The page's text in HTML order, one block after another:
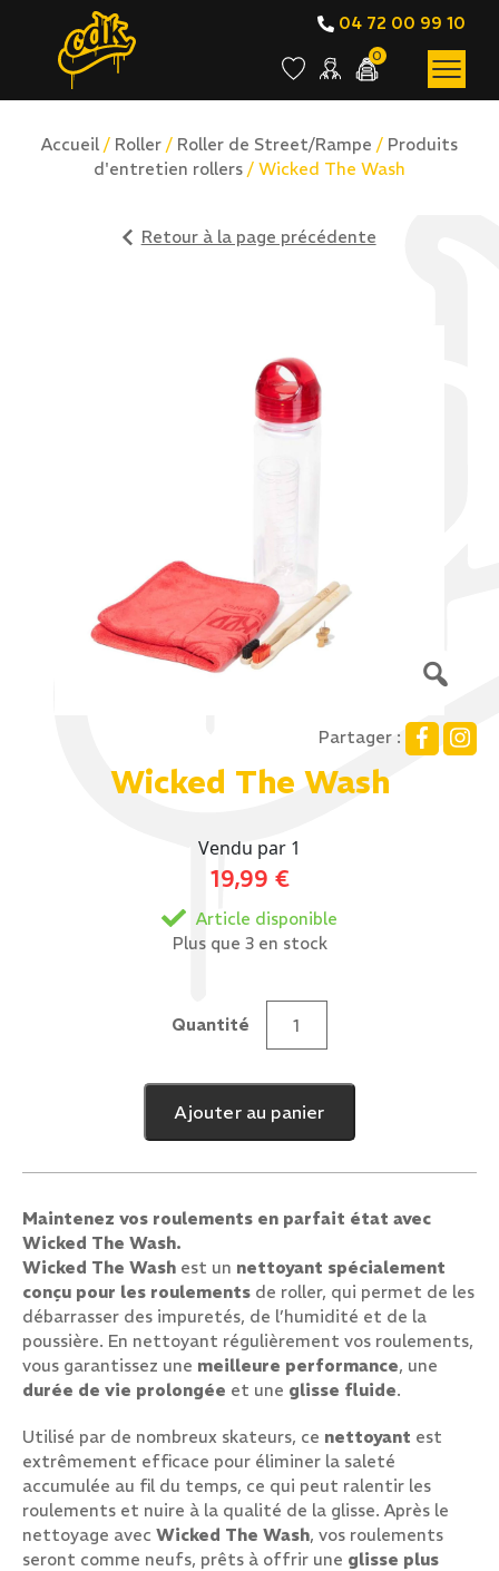
04 72 00 99 10
0
Accueil / Roller / Roller de Street/Rampe / Produits
d'entretien rollers / Wicked The Wash
Retour à la page précédente
Partager :
Wicked The Wash
Vendu par 1
19,99 €
Article disponible
Plus que 3 en stock
Quantitéquantité
Wicked
The
Wash
Ajouter au panier
Maintenez vos roulements en parfait état avec
Wicked The Wash.
Wicked The Wash est un nettoyant spécialement
conçu pour les roulements de roller, qui permet de les
débarrasser des impuretés, de l’humidité et de la
poussière. En nettoyant régulièrement vos roulements,
vous garantissez une meilleure performance, une
durée de vie prolongée et une glisse fluide.
Utilisé par de nombreux skateurs, ce nettoyant est
extrêmement efficace pour éliminer la saleté
accumulée au fil du temps, ce qui peut ralentir les
roulements et nuire à la qualité de la glisse. Après le
nettoyage avec Wicked The Wash, vos roulements
seront comme neufs, prêts à offrir une glisse plus